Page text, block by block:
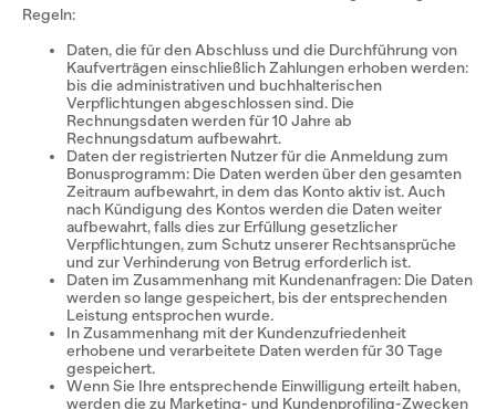
Regeln:
Daten, die für den Abschluss und die Durchführung von
Kaufverträgen einschließlich Zahlungen erhoben werden:
bis die administrativen und buchhalterischen
Verpflichtungen abgeschlossen sind. Die
Rechnungsdaten werden für 10 Jahre ab
Rechnungsdatum aufbewahrt.
Daten der registrierten Nutzer für die Anmeldung zum
Bonusprogramm: Die Daten werden über den gesamten
Zeitraum aufbewahrt, in dem das Konto aktiv ist. Auch
nach Kündigung des Kontos werden die Daten weiter
aufbewahrt, falls dies zur Erfüllung gesetzlicher
Verpflichtungen, zum Schutz unserer Rechtsansprüche
und zur Verhinderung von Betrug erforderlich ist.
Daten im Zusammenhang mit Kundenanfragen: Die Daten
werden so lange gespeichert, bis der entsprechenden
Leistung entsprochen wurde.
In Zusammenhang mit der Kundenzufriedenheit
erhobene und verarbeitete Daten werden für 30 Tage
gespeichert.
Wenn Sie Ihre entsprechende Einwilligung erteilt haben,
werden die zu Marketing- und Kundenprofiling-Zwecken